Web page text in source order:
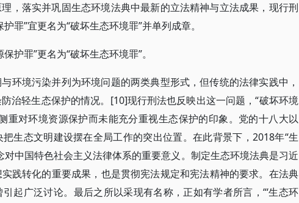
，落实并巩固生态环境法典中最新的立法精神与立法成果，现行刑
罪”宜更名为“破坏生态环境罪”并单列成章。
护罪”更名为“破坏生态环境罪”。
环境污染并列为环境问题的两类典型形式，但传统的法律实践中，
治轻生态保护的情况。[10]现行刑法也反映出这一问题，“破坏环境
重对环境资源保护而未能充分重视生态保护的印象。党的十八大以
生态文明建设摆在全局工作的突出位置。在此背景下，2018年“生
中国特色社会主义法律体系的重要意义。制定生态环境法典是习近
践转化的重要成果，也是贯彻宪法规定和宪法精神的要求。在法典
起广泛讨论。最后之所以采现有名称，正如有学者所言，“‘生态环